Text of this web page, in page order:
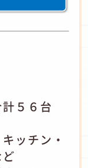
５６台
ッチン・